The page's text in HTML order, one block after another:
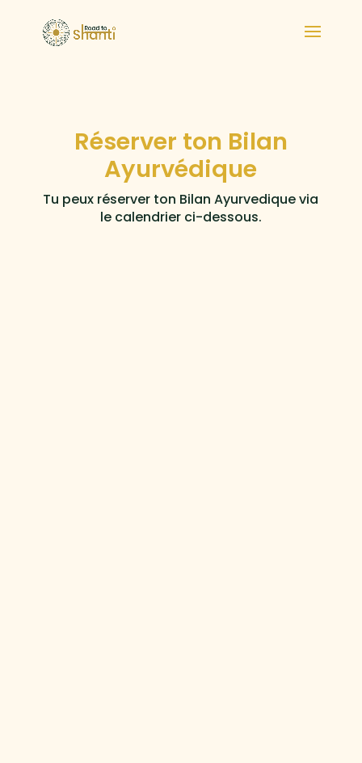
Réserver ton Bilan
Ayurvédique
Tu peux réserver ton Bilan Ayurvedique via
le calendrier ci-dessous.